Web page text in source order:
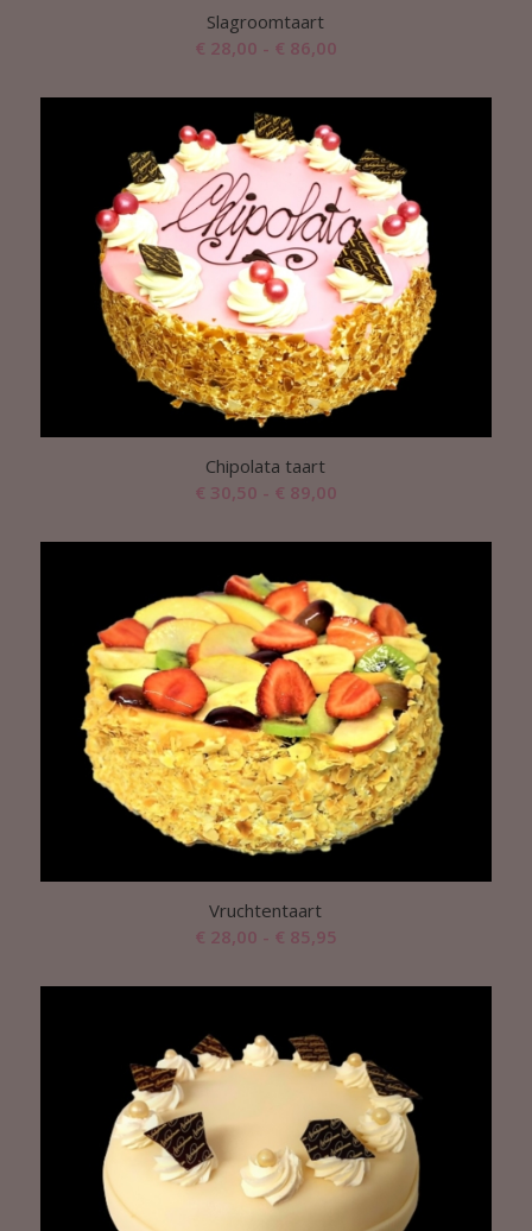
Slagroomtaart
€ 28,00 - € 86,00Prijsklasse:
tot
€ 86,00
Chipolata taart
€ 30,50 - € 89,00Prijsklasse:
tot
Vruchtentaart
€ 28,00 - € 85,95
tot